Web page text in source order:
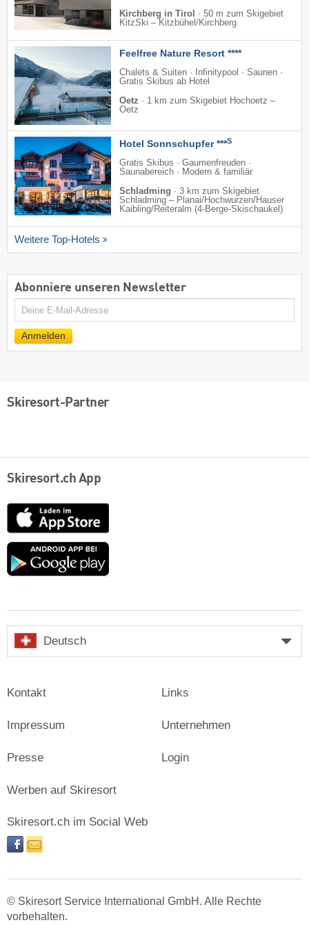
Kirchberg in Tirol
· 50 m zum Skigebiet
KitzSki – Kitzbühel/​Kirchberg
Feelfree Nature Resort ****
Chalets & Suiten · Infinitypool · Saunen ·
Gratis Skibus ab Hotel
Oetz · 1 km zum Skigebiet Hochoetz –
Oetz
Hotel Sonnschupfer ***S
Gratis Skibus · Gaumenfreuden ·
Saunabereich · Modern & familiär
Schladming · 3 km zum Skigebiet
Schladming – Planai/​Hochwurzen/​Hauser
Kaibling/​Reiteralm (4-Berge-Skischaukel)
Weitere Top-Hotels
Abonniere unseren Newsletter
E-
Anmelden
Skiresort-Partner
Skiresort.ch App
App
Store
Google
Deutsch
Kontakt
Impressum
Presse
Links
Unternehmen
Login
Werben auf Skiresort
Skiresort.ch im Social Web
facebooknewsletter
© Skiresort Service International GmbH. Alle Rechte
vorbehalten.